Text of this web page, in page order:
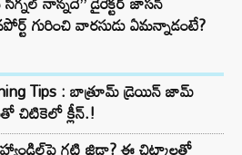
గురించి వారసుడు ఏమన్నాడంటే?
Tips : బాత్రూమ్ డ్రెయిన్ జామ్
చిటికెలో క్లీన్.!